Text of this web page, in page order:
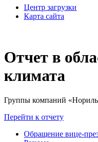
Центр загрузки
Карта сайта
Отчет в
климата
Группы компаний
Перейти к отчету
Обращение вице-